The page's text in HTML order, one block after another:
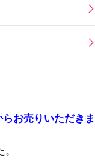
お売りいただきま